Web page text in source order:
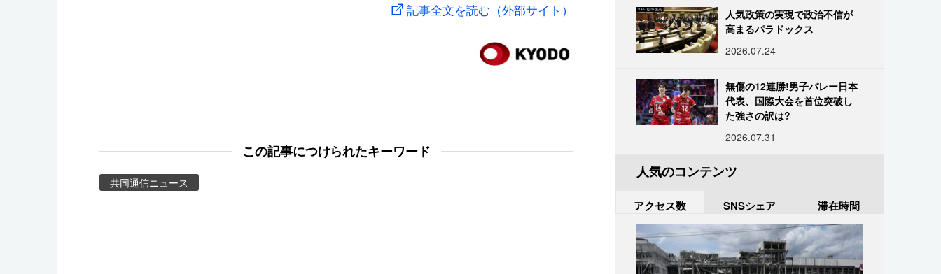
記事全文を読む（外部サイト）
この記事につけられたキーワード
共同通信ニュース
人気政策の実現で政治不信が
高まるパラドックス
2026.07.24
無傷の12連勝!男子バレー日本
代表、国際大会を首位突破し
た強さの訳は?
2026.07.31
人気のコンテンツ
アクセス数 SNSシェア 滞在時間